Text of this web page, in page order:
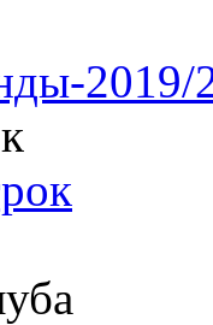
2019/